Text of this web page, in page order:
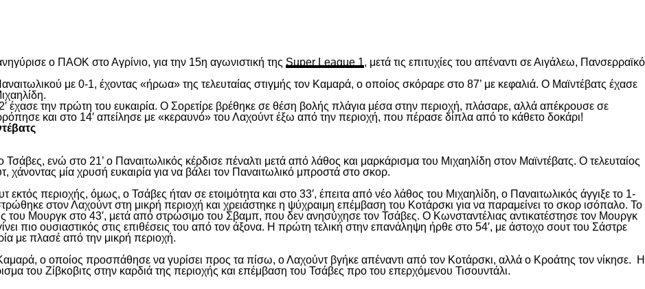
ο ΠΑΟΚ στο Αγρίνιο, για την 15η αγωνιστική της Super League 1, μετά τις επιτυχίες του απέναντι σε Αιγάλεω, Πανσερραϊκό
με 0-1, έχοντας «ήρωα» της τελευταίας στιγμής τον Καμαρά, ο οποίος σκόραρε στο 87’ με κεφαλιά. Ο Μαϊντέβατς έχασε
έχασε την πρώτη του ευκαιρία. Ο Σορετίρε βρέθηκε σε θέση βολής πλάγια μέσα στην περιοχή, πλάσαρε, αλλά απέκρουσε σε
και στο 14′ απείλησε με «κεραυνό» του Λαχούντ έξω από την περιοχή, που πέρασε δίπλα από το κάθετο δοκάρι!
ενώ στο 21’ ο Παναιτωλικός κέρδισε πέναλτι μετά από λάθος και μαρκάρισμα του Μιχαηλίδη στον Μαϊντέβατς. Ο τελευταίος
χάνοντας μία χρυσή ευκαιρία για να βάλει τον Παναιτωλικό μπροστά στο σκορ.
εκτός περιοχής, όμως, ο Τσάβες ήταν σε ετοιμότητα και στο 33′, έπειτα από νέο λάθος του Μιχαηλίδη, ο Παναιτωλικός άγγιξε το 1-
στον Λαχούντ στη μικρή περιοχή και χρειάστηκε η ψύχραιμη επέμβαση του Κοτάρσκι για να παραμείνει το σκορ ισόπαλο. Το
του Μουργκ στο 43′, μετά από στρώσιμο του Σβαμπ, που δεν ανησύχησε τον Τσάβες. Ο Κωνσταντέλιας αντικατέστησε τον Μουργκ
πιο ουσιαστικός στις επιθέσεις του από τον άξονα. Η πρώτη τελική στην επανάληψη ήρθε στο 54′, με άστοχο σουτ του Σάστρε
με πλασέ από την μικρή περιοχή.
ο οποίος προσπάθησε να γυρίσει προς τα πίσω, ο Λαχούντ βγήκε απέναντι από τον Κοτάρσκι, αλλά ο Κροάτης τον νίκησε. Η
του Ζίβκοβιτς στην καρδιά της περιοχής και επέμβαση του Τσάβες προ του επερχόμενου Τισουντάλι.